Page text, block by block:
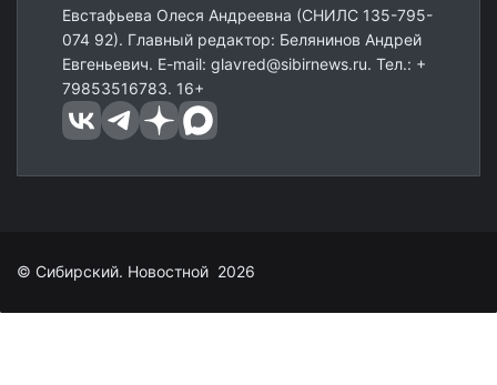
Евстафьева Олеся Андреевна (СНИЛС 135-795-
074 92). Главный редактор: Белянинов Андрей
Евгеньевич. E-mail: glavred@sibirnews.ru. Тел.: +
79853516783. 16+
© Сибирский. Новостной 2026